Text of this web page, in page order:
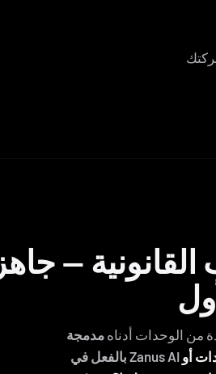
— جاهز
من الوحدات أدناه مدمجة
بالفعل في Zanus AI أو